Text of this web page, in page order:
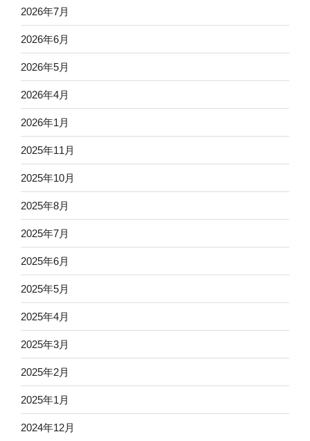
2026年7月
2026年6月
2026年5月
2026年4月
2026年1月
2025年11月
2025年10月
2025年8月
2025年7月
2025年6月
2025年5月
2025年4月
2025年3月
2025年2月
2025年1月
2024年12月